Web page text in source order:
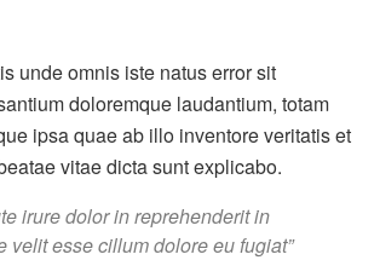
unde omnis iste natus error sit
doloremque laudantium, totam
ipsa quae ab illo inventore veritatis et
vitae dicta sunt explicabo.
irure dolor in reprehenderit in
velit esse cillum dolore eu fugiat”